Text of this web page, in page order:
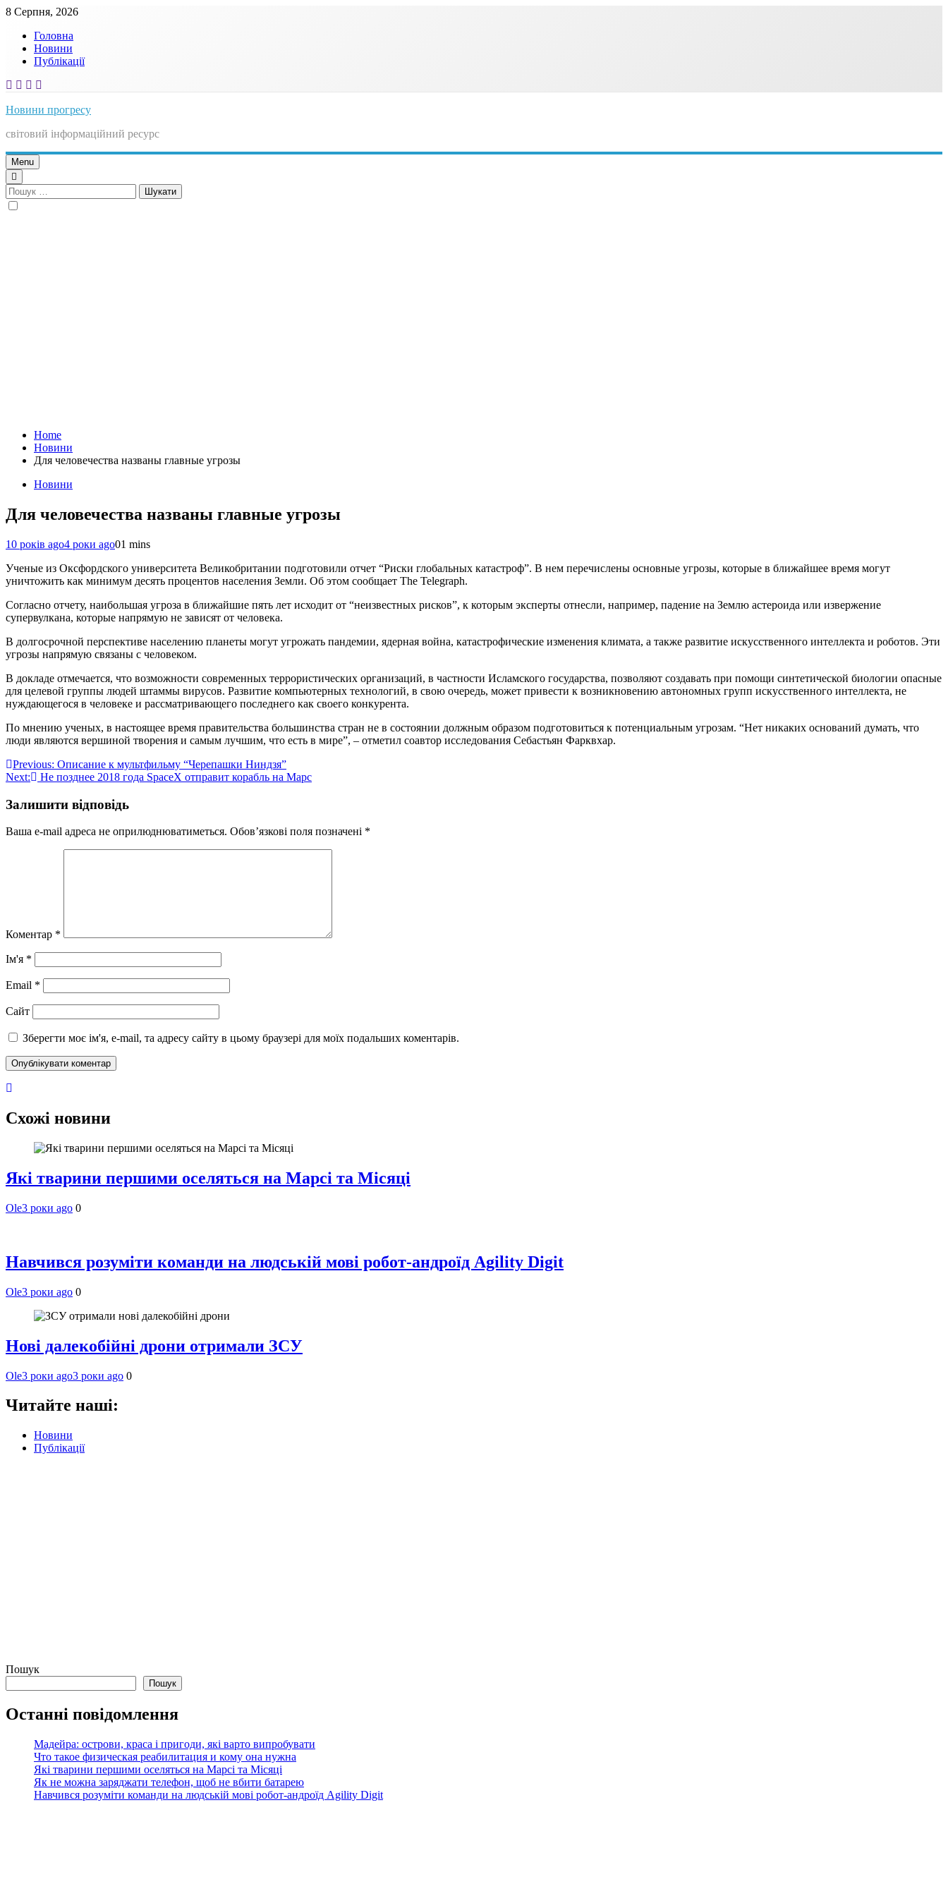
Skip
content
8 Серпня, 2026
Головна
Новини
Публікації
Новини прогресу
світовий інформаційний ресурс
Menu
Пошук:
Home
Новини
Для человечества названы главные угрозы
Новини
Для человечества названы главные угрозы
10 років ago4 роки ago01 mins
Ученые из Оксфордского университета Великобритании подготовили отчет “Риски глобальных катастроф”. В нем перечислены основные угрозы, которые в ближайшее время могут
уничтожить как минимум десять процентов населения Земли. Об этом сообщает The Telegraph.
Согласно отчету, наибольшая угроза в ближайшие пять лет исходит от “неизвестных рисков”, к которым эксперты отнесли, например, падение на Землю астероида или извержение
супервулкана, которые напрямую не зависят от человека.
В долгосрочной перспективе населению планеты могут угрожать пандемии, ядерная война, катастрофические изменения климата, а также развитие искусственного интеллекта и роботов. Эти
угрозы напрямую связаны с человеком.
В докладе отмечается, что возможности современных террористических организаций, в частности Исламского государства, позволяют создавать при помощи синтетической биологии опасные
для целевой группы людей штаммы вирусов. Развитие компьютерных технологий, в свою очередь, может привести к возникновению автономных групп искусственного интеллекта, не
нуждающегося в человеке и рассматривающего последнего как своего конкурента.
По мнению ученых, в настоящее время правительства большинства стран не в состоянии должным образом подготовиться к потенциальным угрозам. “Нет никаких оснований думать, что
люди являются вершиной творения и самым лучшим, что есть в мире”, – отметил соавтор исследования Себастьян Фарквхар.
Навігація
записів
Previous: Описание к мультфильму “Черепашки Ниндзя”
Next:
Не позднее 2018 года SpaceX отправит корабль на Марс
Залишити відповідь
Ваша e-mail адреса не оприлюднюватиметься. Обов’язкові поля позначені *
Коментар *
Ім'я *
Email *
Сайт
Зберегти моє ім'я, e-mail, та адресу сайту в цьому браузері для моїх подальших коментарів.
Схожі новини
Які тварини першими оселяться на Марсі та Місяці
Ole3 роки ago 0
Навчився розуміти команди на людській мові робот-андроїд Agility Digit
Ole3 роки ago 0
Нові далекобійні дрони отримали ЗСУ
Ole3 роки ago3 роки ago 0
Читайте наші:
Новини
Публікації
Пошук
Пошук
Останні повідомлення
Мадейра: острови, краса і пригоди, які варто випробувати
Что такое физическая реабилитация и кому она нужна
Які тварини першими оселяться на Марсі та Місяці
Як не можна заряджати телефон, щоб не вбити батарею
Навчився розуміти команди на людській мові робот-андроїд Agility Digit